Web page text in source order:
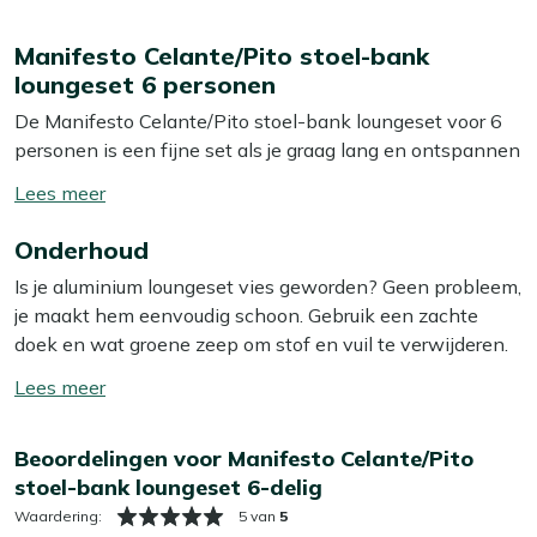
Manifesto Celante/Pito stoel-bank
loungeset 6 personen
De Manifesto Celante/Pito stoel-bank loungeset voor 6
personen is een fijne set als je graag lang en ontspannen
frame is van extra dik aluminium, waardoor de set stevig
opstaat. Door de stoel bank opstelling kun je de indeling
makkelijk veranderen, bijvoorbeeld als je een keer meer
loopruimte wilt of juist knusser wilt zitten met visite. De
kussenhoezen rits je er zo af en gooi je in de wasmachine,
dus een gemorst drankje is geen ramp. De groene
was.
Eigenschappen
Toon/verberg
meer
Onderhoud
Is je aluminium loungeset vies geworden? Geen probleem,
je maakt hem eenvoudig schoon. Gebruik een zachte
doek en wat groene zeep om stof en vuil te verwijderen.
aan om je loungeset minstens twee keer per jaar grondig
beste resultaat gebruik je onze Kees Smit Multi-surface
reiniger, speciaal geschikt voor aluminium. Let op: gebruik
géén hogedrukreiniger. Dat lijkt handig, maar kan het
Toon/verberg
Beoordelingen voor Manifesto Celante/Pito
stoel-bank loungeset 6-delig
Waardering: 5 van 5